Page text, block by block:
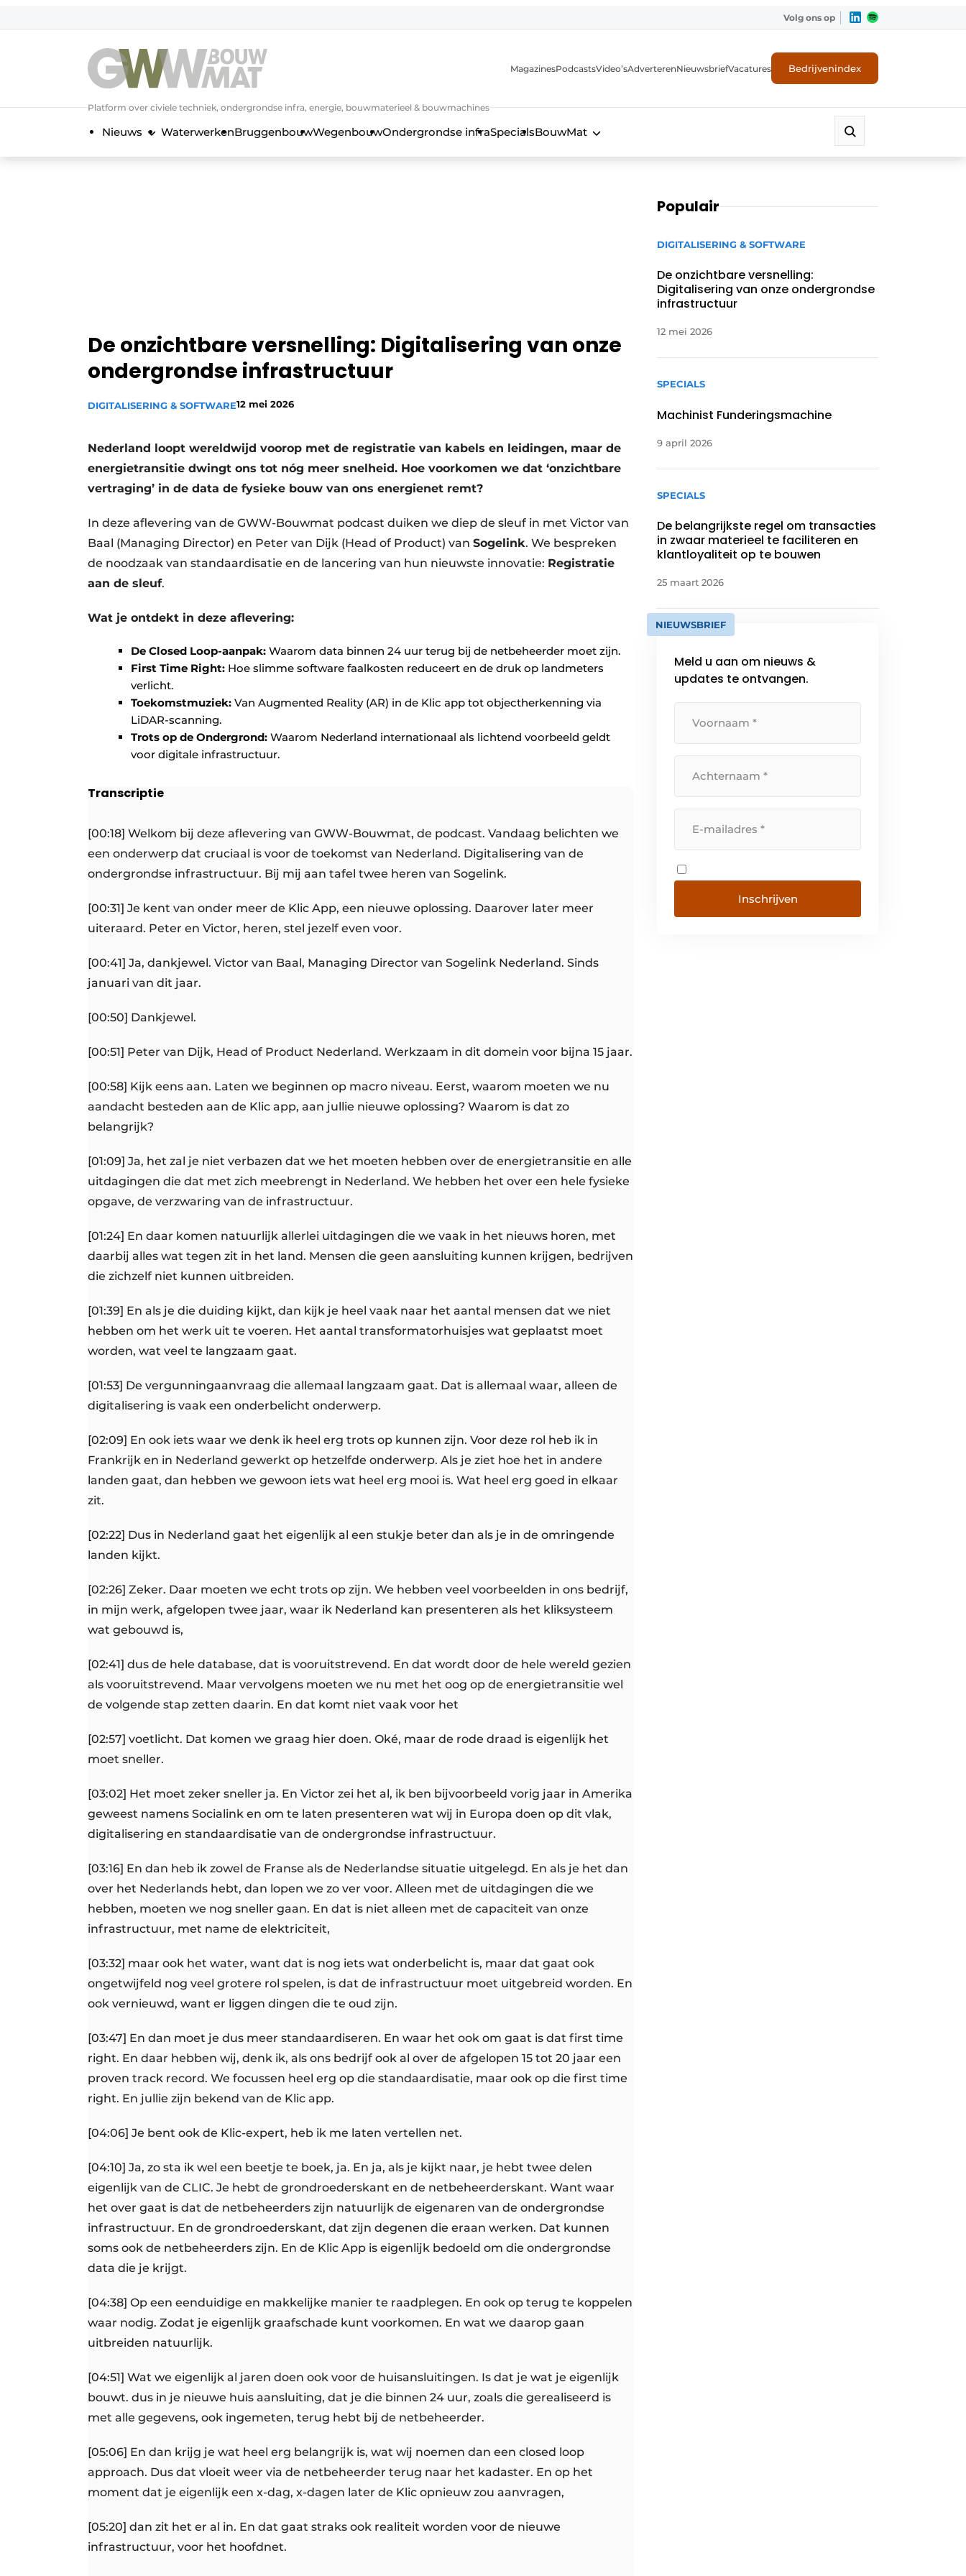
Volg ons op
Platform over civiele techniek, ondergrondse infra, energie, bouwmaterieel & bouwmachines
MagazinesPodcastsVideo’sAdverterenNieuwsbriefVacatures Bedrijvenindex
Nieuws WaterwerkenBruggenbouwWegenbouwOndergrondse infraSpecialsBouwMat
De onzichtbare versnelling: Digitalisering van onze
ondergrondse infrastructuur
DIGITALISERING & SOFTWARE12 mei 2026
Nederland loopt wereldwijd voorop met de registratie van kabels en leidingen, maar de
energietransitie dwingt ons tot nóg meer snelheid. Hoe voorkomen we dat ‘onzichtbare
vertraging’ in de data de fysieke bouw van ons energienet remt?
In deze aflevering van de GWW-Bouwmat podcast duiken we diep de sleuf in met Victor van
Baal (Managing Director) en Peter van Dijk (Head of Product) van Sogelink. We bespreken
de noodzaak van standaardisatie en de lancering van hun nieuwste innovatie: Registratie
aan de sleuf.
Wat je ontdekt in deze aflevering:
De Closed Loop-aanpak: Waarom data binnen 24 uur terug bij de netbeheerder moet zijn.
First Time Right: Hoe slimme software faalkosten reduceert en de druk op landmeters
verlicht.
Toekomstmuziek: Van Augmented Reality (AR) in de Klic app tot objectherkenning via
LiDAR-scanning.
Trots op de Ondergrond: Waarom Nederland internationaal als lichtend voorbeeld geldt
voor digitale infrastructuur.
Transcriptie
[00:18] Welkom bij deze aflevering van GWW-Bouwmat, de podcast. Vandaag belichten we
een onderwerp dat cruciaal is voor de toekomst van Nederland. Digitalisering van de
ondergrondse infrastructuur. Bij mij aan tafel twee heren van Sogelink.
[00:31] Je kent van onder meer de Klic App, een nieuwe oplossing. Daarover later meer
uiteraard. Peter en Victor, heren, stel jezelf even voor.
[00:41] Ja, dankjewel. Victor van Baal, Managing Director van Sogelink Nederland. Sinds
januari van dit jaar.
[00:50] Dankjewel.
[00:51] Peter van Dijk, Head of Product Nederland. Werkzaam in dit domein voor bijna 15 jaar.
[00:58] Kijk eens aan. Laten we beginnen op macro niveau. Eerst, waarom moeten we nu
aandacht besteden aan de Klic app, aan jullie nieuwe oplossing? Waarom is dat zo
belangrijk?
[01:09] Ja, het zal je niet verbazen dat we het moeten hebben over de energietransitie en alle
uitdagingen die dat met zich meebrengt in Nederland. We hebben het over een hele fysieke
opgave, de verzwaring van de infrastructuur.
[01:24] En daar komen natuurlijk allerlei uitdagingen die we vaak in het nieuws horen, met
daarbij alles wat tegen zit in het land. Mensen die geen aansluiting kunnen krijgen, bedrijven
die zichzelf niet kunnen uitbreiden.
[01:39] En als je die duiding kijkt, dan kijk je heel vaak naar het aantal mensen dat we niet
hebben om het werk uit te voeren. Het aantal transformatorhuisjes wat geplaatst moet
worden, wat veel te langzaam gaat.
[01:53] De vergunningaanvraag die allemaal langzaam gaat. Dat is allemaal waar, alleen de
digitalisering is vaak een onderbelicht onderwerp.
[02:09] En ook iets waar we denk ik heel erg trots op kunnen zijn. Voor deze rol heb ik in
Frankrijk en in Nederland gewerkt op hetzelfde onderwerp. Als je ziet hoe het in andere
landen gaat, dan hebben we gewoon iets wat heel erg mooi is. Wat heel erg goed in elkaar
zit.
[02:22] Dus in Nederland gaat het eigenlijk al een stukje beter dan als je in de omringende
landen kijkt.
[02:26] Zeker. Daar moeten we echt trots op zijn. We hebben veel voorbeelden in ons bedrijf,
in mijn werk, afgelopen twee jaar, waar ik Nederland kan presenteren als het kliksysteem
wat gebouwd is,
[02:41] dus de hele database, dat is vooruitstrevend. En dat wordt door de hele wereld gezien
als vooruitstrevend. Maar vervolgens moeten we nu met het oog op de energietransitie wel
de volgende stap zetten daarin. En dat komt niet vaak voor het
[02:57] voetlicht. Dat komen we graag hier doen. Oké, maar de rode draad is eigenlijk het
moet sneller.
[03:02] Het moet zeker sneller ja. En Victor zei het al, ik ben bijvoorbeeld vorig jaar in Amerika
geweest namens Socialink en om te laten presenteren wat wij in Europa doen op dit vlak,
digitalisering en standaardisatie van de ondergrondse infrastructuur.
[03:16] En dan heb ik zowel de Franse als de Nederlandse situatie uitgelegd. En als je het dan
over het Nederlands hebt, dan lopen we zo ver voor. Alleen met de uitdagingen die we
hebben, moeten we nog sneller gaan. En dat is niet alleen met de capaciteit van onze
infrastructuur, met name de elektriciteit,
[03:32] maar ook het water, want dat is nog iets wat onderbelicht is, maar dat gaat ook
ongetwijfeld nog veel grotere rol spelen, is dat de infrastructuur moet uitgebreid worden. En
ook vernieuwd, want er liggen dingen die te oud zijn.
[03:47] En dan moet je dus meer standaardiseren. En waar het ook om gaat is dat first time
right. En daar hebben wij, denk ik, als ons bedrijf ook al over de afgelopen 15 tot 20 jaar een
proven track record. We focussen heel erg op die standaardisatie, maar ook op die first time
right. En jullie zijn bekend van de Klic app.
[04:06] Je bent ook de Klic-expert, heb ik me laten vertellen net.
[04:10] Ja, zo sta ik wel een beetje te boek, ja. En ja, als je kijkt naar, je hebt twee delen
eigenlijk van de CLIC. Je hebt de grondroederskant en de netbeheerderskant. Want waar
het over gaat is dat de netbeheerders zijn natuurlijk de eigenaren van de ondergrondse
infrastructuur. En de grondroederskant, dat zijn degenen die eraan werken. Dat kunnen
soms ook de netbeheerders zijn. En de Klic App is eigenlijk bedoeld om die ondergrondse
data die je krijgt.
[04:38] Op een eenduidige en makkelijke manier te raadplegen. En ook op terug te koppelen
waar nodig. Zodat je eigenlijk graafschade kunt voorkomen. En wat we daarop gaan
uitbreiden natuurlijk.
[04:51] Wat we eigenlijk al jaren doen ook voor de huisansluitingen. Is dat je wat je eigenlijk
bouwt. dus in je nieuwe huis aansluiting, dat je die binnen 24 uur, zoals die gerealiseerd is
met alle gegevens, ook ingemeten, terug hebt bij de netbeheerder.
[05:06] En dan krijg je wat heel erg belangrijk is, wat wij noemen dan een closed loop
approach. Dus dat vloeit weer via de netbeheerder terug naar het kadaster. En op het
moment dat je eigenlijk een x-dag, x-dagen later de Klic opnieuw zou aanvragen,
[05:20] dan zit het er al in. En dat gaat straks ook realiteit worden voor de nieuwe
infrastructuur, voor het hoofdnet.
Populair
DIGITALISERING & SOFTWARE
De onzichtbare versnelling:
Digitalisering van onze ondergrondse
infrastructuur
12 mei 2026
SPECIALS
Machinist Funderingsmachine
9 april 2026
SPECIALS
De belangrijkste regel om transacties
in zwaar materieel te faciliteren en
klantloyaliteit op te bouwen
25 maart 2026
NIEUWSBRIEF
Meld u aan om nieuws &
updates te ontvangen.
Inschrijven